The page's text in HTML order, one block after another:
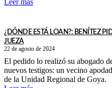
Leer más
¿DÓNDE ESTÁ LOAN?: BENÍTEZ
JUEZA
22 de agosto de 2024
El pedido lo realizó su abogado
nuevos testigos: un vecino
de la Unidad Regional de Goya.